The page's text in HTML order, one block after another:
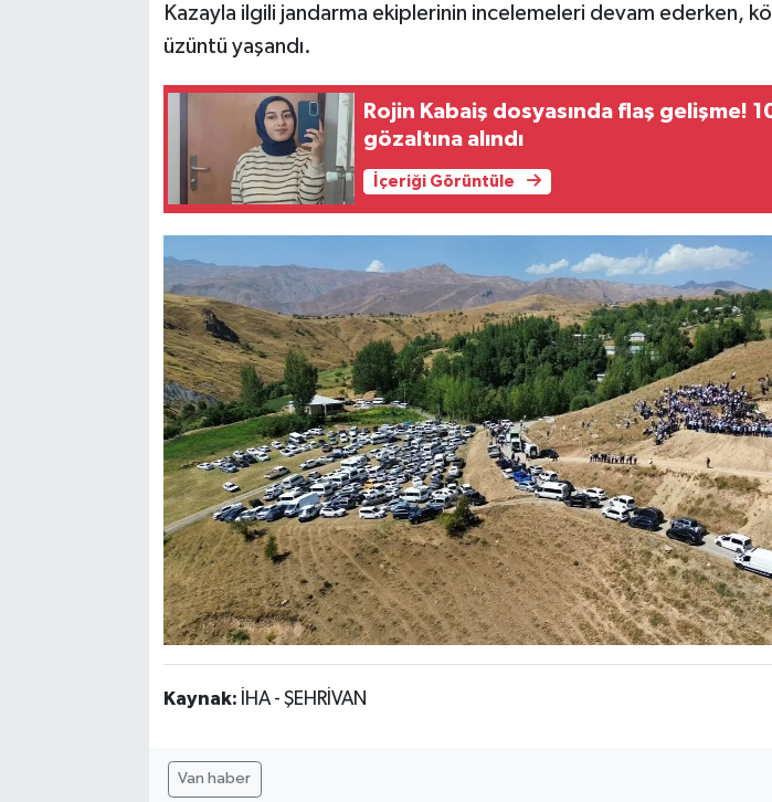
Kazayla ilgili jandarma ekiplerinin incelemeleri devam ederken,
üzüntü yaşandı.
Rojin Kabaiş dosyasında flaş gelişme!
gözaltına alındı
İçeriği Görüntüle
Kaynak: İHA - ŞEHRİVAN
Van haber